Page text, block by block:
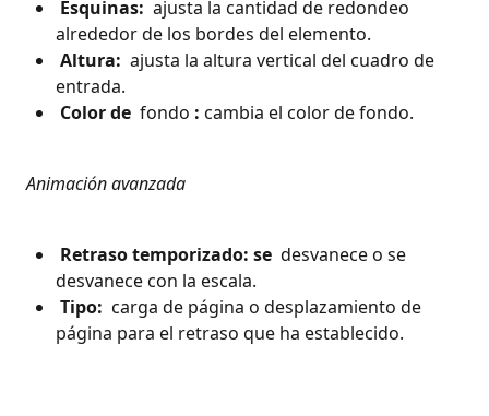
Esquinas: ajusta la cantidad de redondeo
alrededor de los bordes del elemento.
Altura: ajusta la altura vertical del cuadro de
entrada.
Color de fondo : cambia el color de fondo.
Animación avanzada
Retraso temporizado: se desvanece o se
desvanece con la escala.
Tipo: carga de página o desplazamiento de
página para el retraso que ha establecido.